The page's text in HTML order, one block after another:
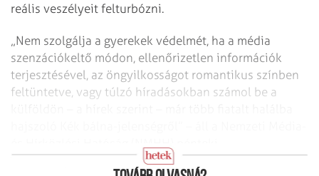
reális veszélyeit felturbózni.
„Nem szolgálja a gyerekek védelmét, ha a média
szenzációkeltő módon, ellenőrizetlen információk
terjesztésével, az öngyilkosságot romantikus színben
feltüntetve, vagy túlzó híradásokban számol be a